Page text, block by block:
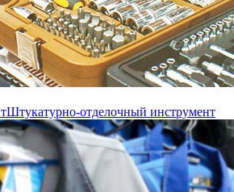
Штукатурно-отделочный инструмент